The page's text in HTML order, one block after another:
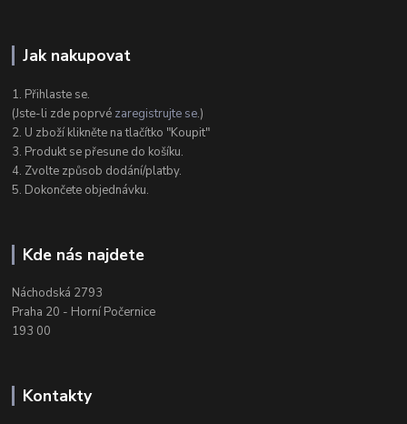
Jak nakupovat
1. Přihlaste se.
(Jste-li zde poprvé zaregistrujte se.)
2. U zboží klikněte na tlačítko "Koupit"
3. Produkt se přesune do košíku.
4. Zvolte způsob dodání/platby.
5. Dokončete objednávku.
Kde nás najdete
Náchodská 2793
Praha 20 - Horní Počernice
193 00
Kontakty